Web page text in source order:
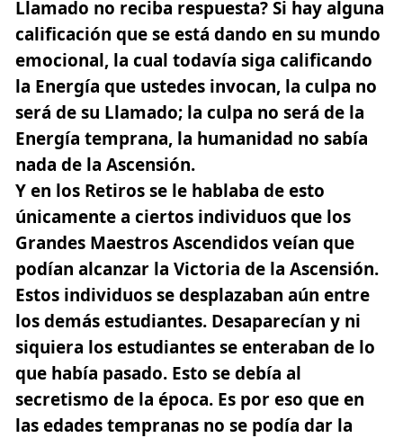
Llamado no reciba respuesta? Si hay alguna
calificación que se está dando en su mundo
emocional, la cual todavía siga calificando
la Energía que ustedes invocan, la culpa no
será de su Llamado; la culpa no será de la
Energía temprana, la humanidad no sabía
nada de la Ascensión.
Y en los Retiros se le hablaba de esto
únicamente a ciertos individuos que los
Grandes Maestros Ascendidos veían que
podían alcanzar la Victoria de la Ascensión.
Estos individuos se desplazaban aún entre
los demás estudiantes. Desaparecían y ni
siquiera los estudiantes se enteraban de lo
que había pasado. Esto se debía al
secretismo de la época. Es por eso que en
las edades tempranas no se podía dar la